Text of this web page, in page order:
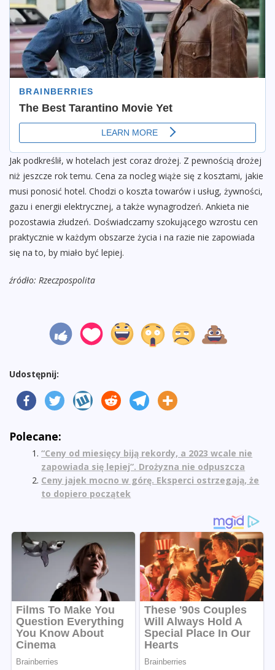
Jak podkreślił, w hotelach jest coraz drożej. Z pewnością drożej
niż jeszcze rok temu. Cena za nocleg wiąże się z kosztami, jakie
musi ponosić hotel. Chodzi o koszta towarów i usług, żywności,
gazu i energii elektrycznej, a także wynagrodzeń. Ankieta nie
pozostawia złudzeń. Doświadczamy szokującego wzrostu cen
praktycznie w każdym obszarze życia i na razie nie zapowiada
się na to, by miało być lepiej.
źródło: Rzeczpospolita
Udostępnij:
Polecane:
“Ceny od miesięcy biją rekordy, a 2023 wcale nie
zapowiada się lepiej”. Drożyzna nie odpuszcza
Ceny jajek mocno w górę. Eksperci ostrzegają, że
to dopiero początek